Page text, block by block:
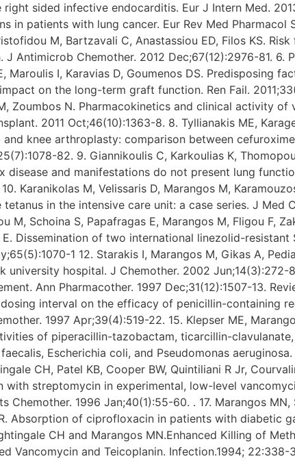
sided infective endocarditis. Eur J Intern Med.
in patients with lung cancer. Eur Rev Med Pharmacol
M, Bartzavali C, Anastassiou ED, Filos KS.
Antimicrob Chemother. 2012 Dec;67(12):2976-81. 6.
Maroulis I, Karavias D, Goumenos DS. Predisposing
on the long-term graft function. Ren Fail.
Zoumbos N. Pharmacokinetics and clinical activity
2011 Oct;46(10):1363-8. 8. Tyllianakis ME,
knee arthroplasty: comparison between
82. 9. Giannikoulis C, Karkoulias K,
disease and manifestations do not present lung
Karanikolas M, Velissaris D, Marangos M,
in the intensive care unit: a case series. J Med
M, Schoina S, Papafragas E, Marangos M, Fligou F,
E. Dissemination of two international linezolid-
1 12. Starakis I, Marangos M, Gikas A,
hospital. J Chemother. 2002 Jun;14(3):272-
Ann Pharmacother. 1997 Dec;31(12):1507-13.
interval on the efficacy of penicillin-containing
1997 Apr;39(4):519-22. 15. Klepser ME,
of piperacillin-tazobactam, ticarcillin-
Escherichia coli, and Pseudomonas
CH, Patel KB, Cooper BW, Quintiliani R Jr,
streptomycin in experimental, low-level
1996 Jan;40(1):55-60. . 17. Marangos MN,
Absorption of ciprofloxacin in patients with diabetic
CH and Marangos MN.Enhanced Killing of
Vancomycin and Teicoplanin. Infection.1994; 22:338-